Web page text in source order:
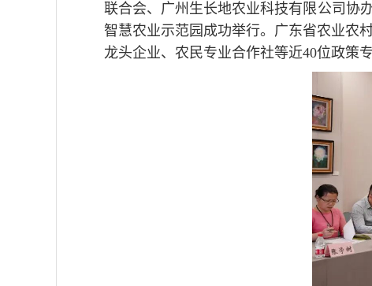
联合会、广州生长地农业科技有限公司协
智慧农业示范园成功举行。广东省农业农
龙头企业、农民专业合作社等近40位政策